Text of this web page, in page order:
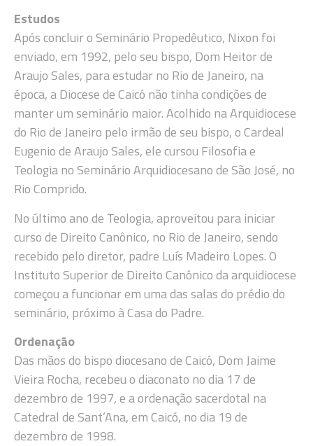
Estudos
Após concluir o Seminário Propedêutico, Nixon foi
enviado, em 1992, pelo seu bispo, Dom Heitor de
Araujo Sales, para estudar no Rio de Janeiro, na
época, a Diocese de Caicó não tinha condições de
manter um seminário maior. Acolhido na Arquidiocese
do Rio de Janeiro pelo irmão de seu bispo, o Cardeal
Eugenio de Araujo Sales, ele cursou Filosofia e
Teologia no Seminário Arquidiocesano de São José, no
Rio Comprido.
No último ano de Teologia, aproveitou para iniciar
curso de Direito Canônico, no Rio de Janeiro, sendo
recebido pelo diretor, padre Luís Madeiro Lopes. O
Instituto Superior de Direito Canônico da arquidiocese
começou a funcionar em uma das salas do prédio do
seminário, próximo à Casa do Padre.
Ordenação
Das mãos do bispo diocesano de Caicó, Dom Jaime
Vieira Rocha, recebeu o diaconato no dia 17 de
dezembro de 1997, e a ordenação sacerdotal na
Catedral de Sant’Ana, em Caicó, no dia 19 de
dezembro de 1998.